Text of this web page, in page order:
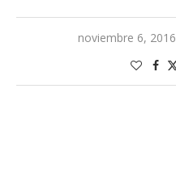
noviembre 6, 2016